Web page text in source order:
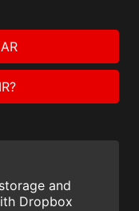
and
Dropbox